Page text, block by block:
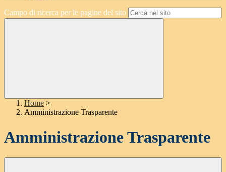
Campo di ricerca per le pagine del sito
Home >
Amministrazione Trasparente
Amministrazione Trasparente